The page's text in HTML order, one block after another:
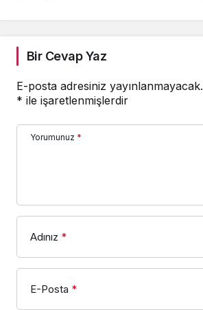
Bir Cevap Yaz
E-posta adresiniz yayınlanmayacak.
* ile işaretlenmişlerdir
Yorumunuz *
Adınız *
E-Posta *